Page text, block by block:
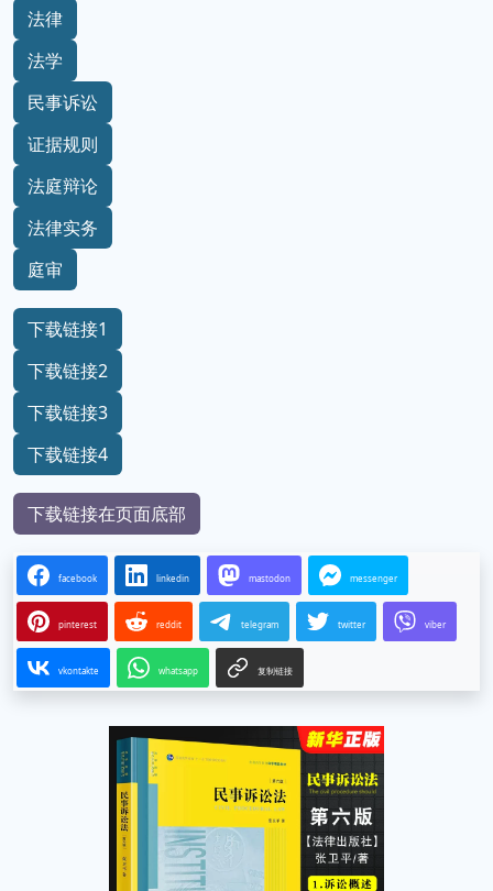
法律
法学
民事诉讼
证据规则
法庭辩论
法律实务
庭审
下载链接1
下载链接2
下载链接3
下载链接4
下载链接在页面底部
facebook linkedin mastodon messenger
pinterest reddit telegram twitter viber
vkontakte whatsapp 复制链接